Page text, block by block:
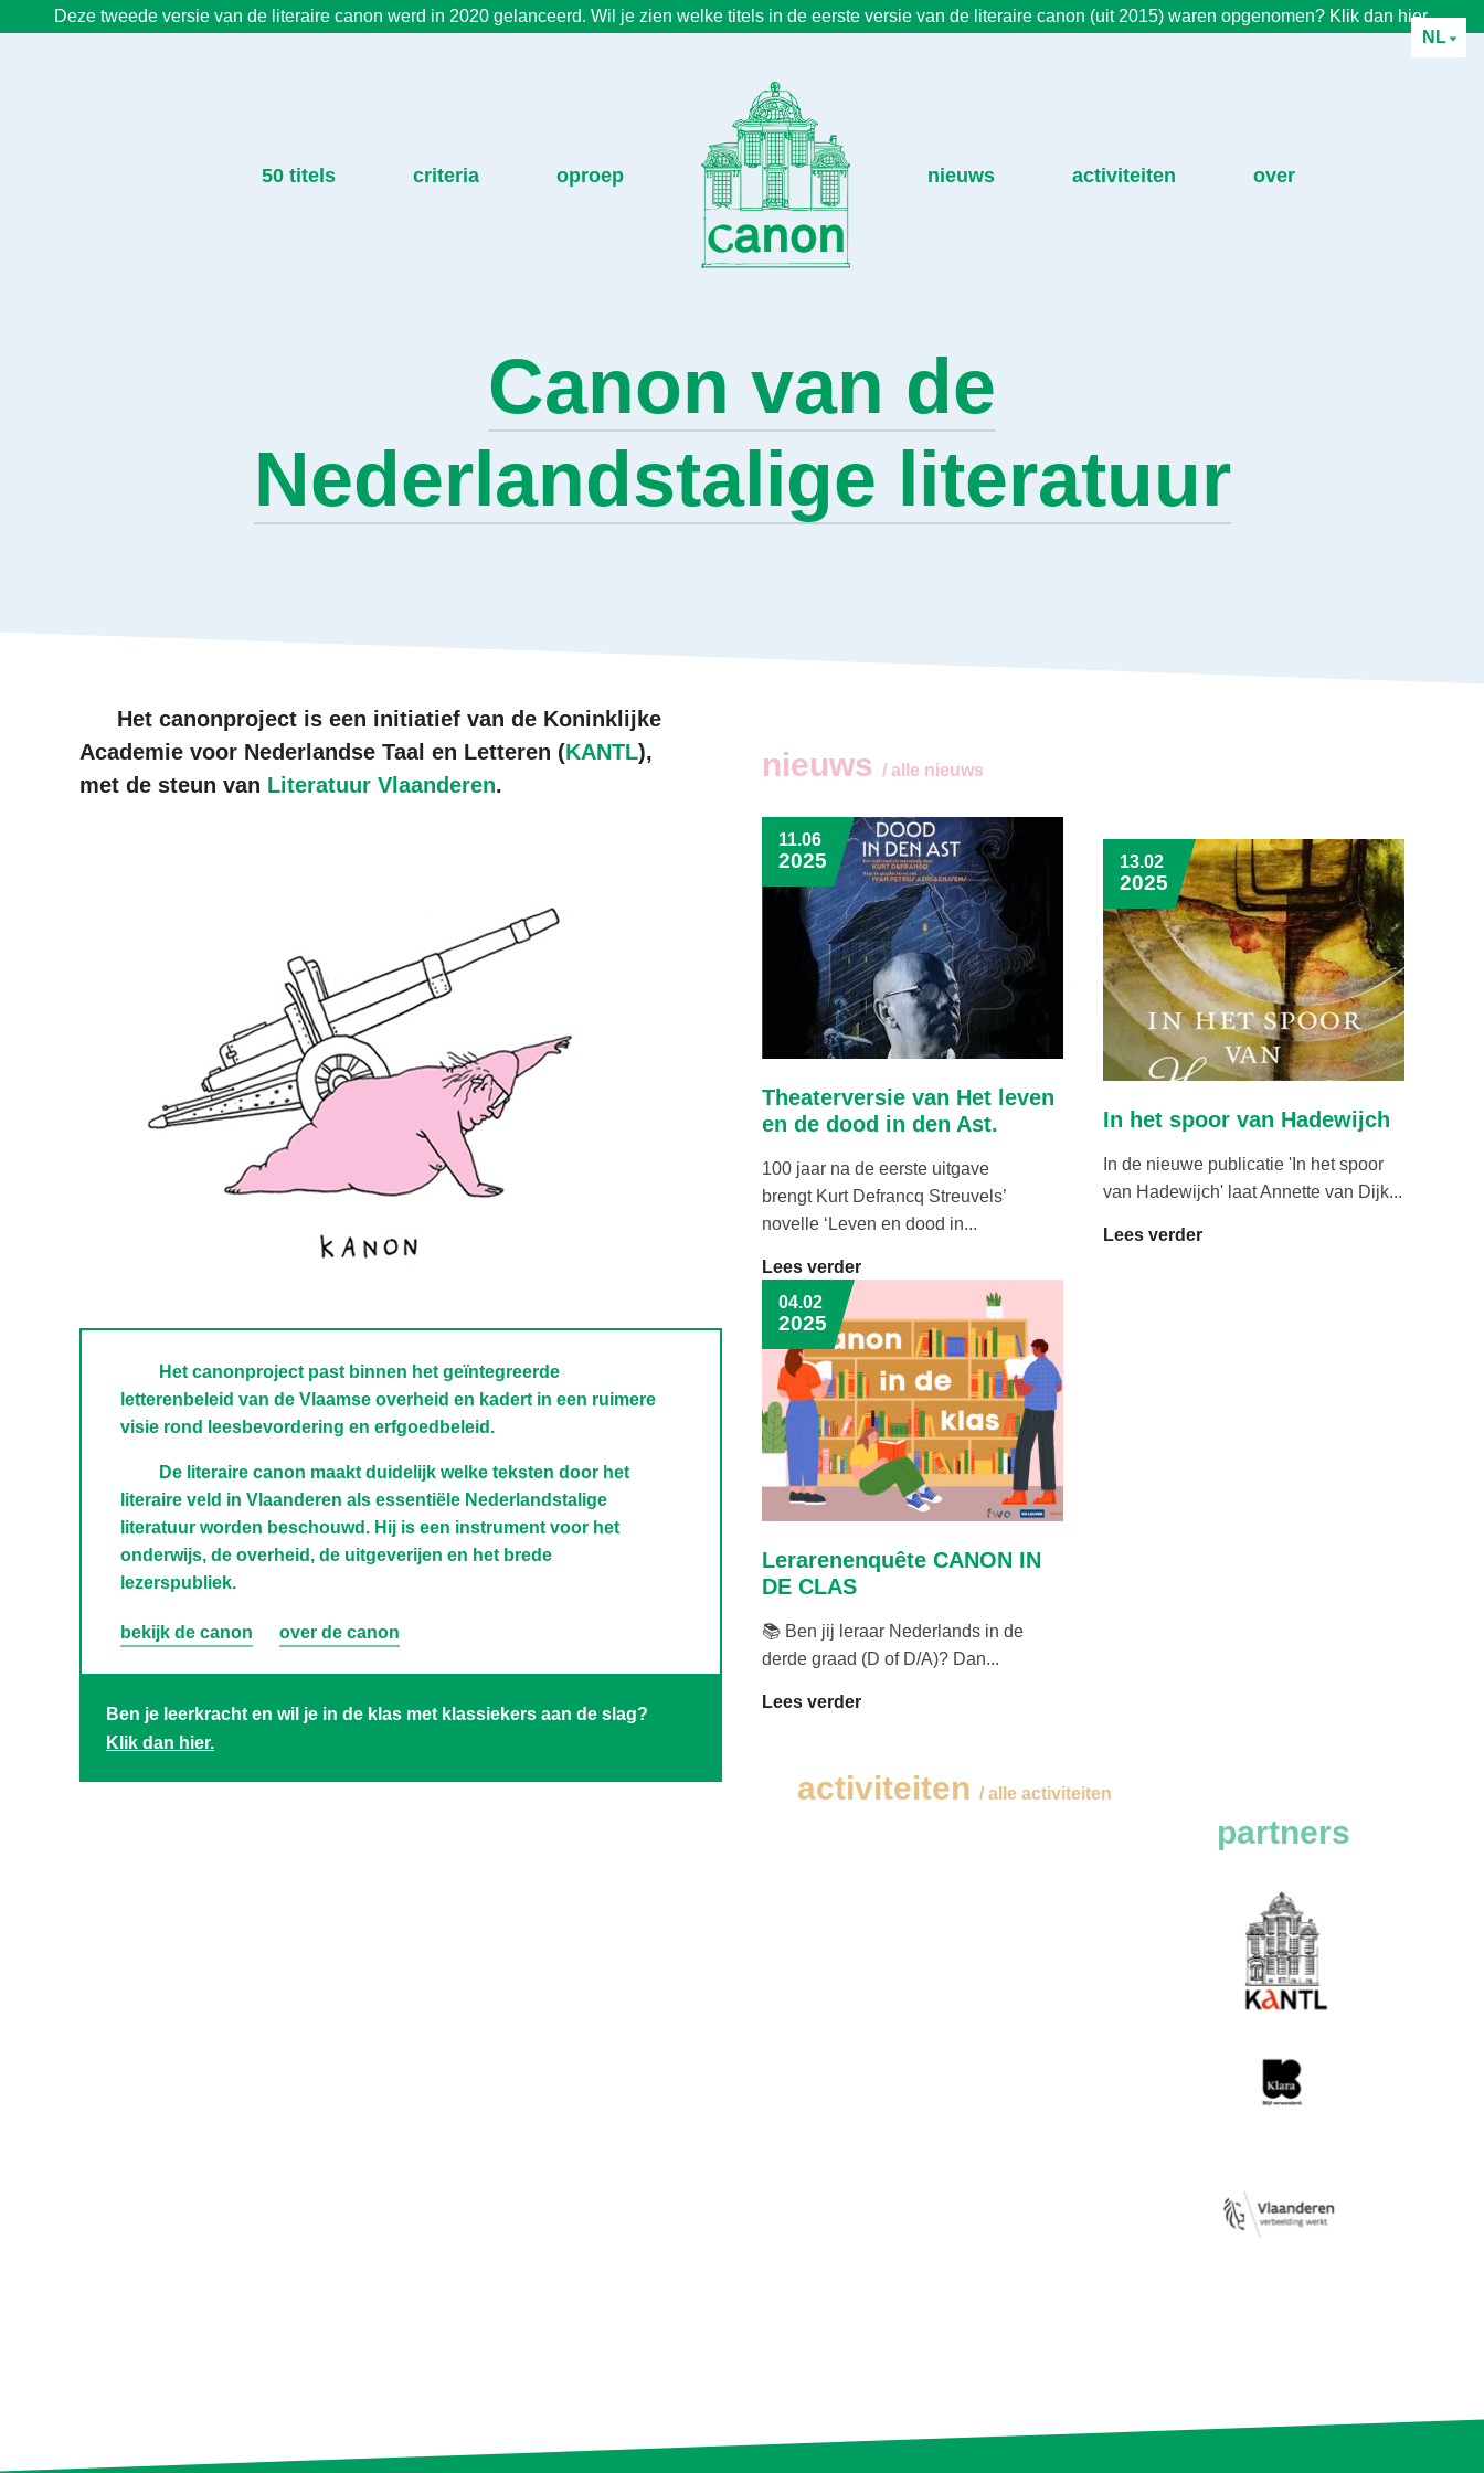
Deze tweede versie van de literaire canon werd in 2020 gelanceerd. Wil je zien welke titels in de eerste versie van de literaire canon (uit 2015) waren opgenomen? Klik dan hier.
NL
50 titels criteria oproep nieuws activiteiten over
Canon van de
Nederlandstalige literatuur
Het canonproject is een initiatief van de Koninklijke
Academie voor Nederlandse Taal en Letteren (KANTL),
met de steun van Literatuur Vlaanderen.
Het canonproject past binnen het geïntegreerde
letterenbeleid van de Vlaamse overheid en kadert in een ruimere
visie rond leesbevordering en erfgoedbeleid.
De literaire canon maakt duidelijk welke teksten door het
literaire veld in Vlaanderen als essentiële Nederlandstalige
literatuur worden beschouwd. Hij is een instrument voor het
onderwijs, de overheid, de uitgeverijen en het brede
lezerspubliek.
bekijk de canon over de canon
Ben je leerkracht en wil je in de klas met klassiekers aan de slag?
Klik dan hier.
nieuws / alle nieuws
11.06
2025
Theaterversie van Het leven
en de dood in den Ast.
100 jaar na de eerste uitgave
brengt Kurt Defrancq Streuvels’
novelle ‘Leven en dood in...
Lees verder
13.02
2025
In het spoor van Hadewijch
In de nieuwe publicatie 'In het spoor
van Hadewijch' laat Annette van Dijk...
Lees verder
04.02
2025
Lerarenenquête CANON IN
DE CLAS
📚 Ben jij leraar Nederlands in de
derde graad (D of D/A)? Dan...
Lees verder
activiteiten / alle activiteiten
partners